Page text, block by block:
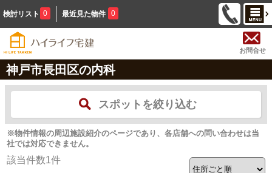
検討リスト 0 最近見た物件 0
お問合せ
神戸市長田区の内科
スポットを絞り込む
※物件情報の周辺施設紹介のページであり、各店舗への問い合わせは当
社では対応できません。
該当件数1件